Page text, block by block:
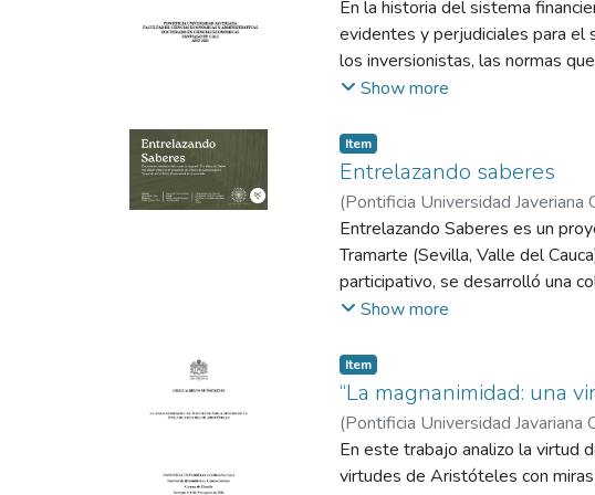
plena de la moralidad. Este
ética, que influyó de manera
En la historia del sistema
evidentes y perjudiciales para el
los inversionistas, las normas
por organismos internos y
comprender cómo los
un diseño experimental para
inversión de los individuos. El
en cuenta la influencia del
mercado. El interés en el
decisiones, esto se lleva a cabo
y posgrado. Los resultados
Show more
Item
Entrelazando saberes
(Pontificia Universidad Javeriana
Entrelazando Saberes es un
Tramarte (Sevilla, Valle del
participativo, se desarrolló una
los artesanos no solo aportan
relaciones más éticas y
oficio artesanal dentro de la
Show more
Item
“La magnanimidad: una
(Pontificia Universidad Javariana
En este trabajo analizo la virtud
virtudes de Aristóteles con